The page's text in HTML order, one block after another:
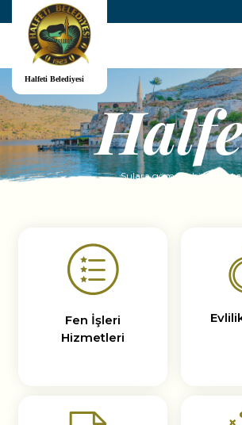
Sulara gömülü bir tarih
Fen İşleri
Hizmetleri